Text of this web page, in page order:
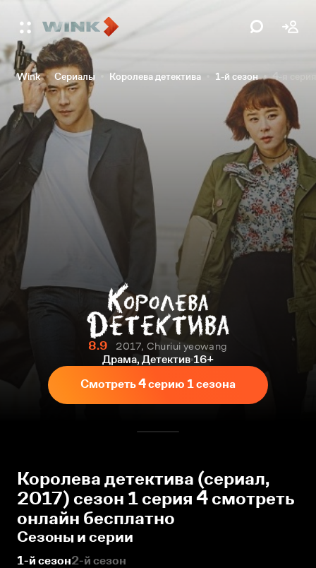
Wink Сериалы Королева детектива 1-й сезон 4-я серия
8.9
2017, Churiui yeowang
Драма, Детектив 16+
Смотреть 4 серию 1 сезона
Королева детектива (сериал,
2017) сезон 1 серия 4 смотреть
онлайн бесплатно
Сезоны и серии
1-й сезон2-й сезон